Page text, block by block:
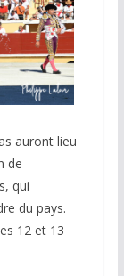
auront lieu
de
qui
du pays.
12 et 13